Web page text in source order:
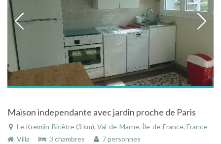
Maison independante avec jardin proche de Paris
Le Kremlin-Bicêtre (3 km), Val-de-Marne, Île-de-France, France
Villa
3 chambres 7 personnes